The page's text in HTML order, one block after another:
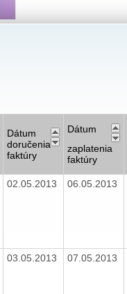
Dátum
doručenia
faktúry
Dátum
zaplatenia
faktúry
02.05.2013 06.05.2013
03.05.2013 07.05.2013